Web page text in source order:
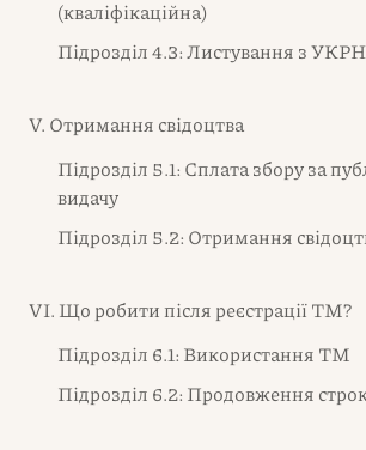
(кваліфікаційна)
Підрозділ 4.3: Листування з
V. Отримання свідоцтва
Підрозділ 5.1: Сплата збору за
видачу
Підрозділ 5.2: Отримання
VI. Що робити після реєстрації ТМ?
Підрозділ 6.1: Використання ТМ
Підрозділ 6.2: Продовження